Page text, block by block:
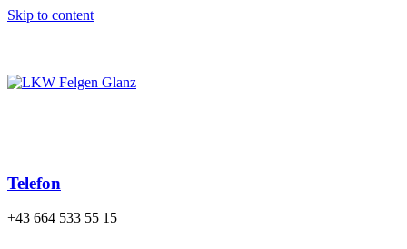
Skip to content
Telefon
+43 664 533 55 15